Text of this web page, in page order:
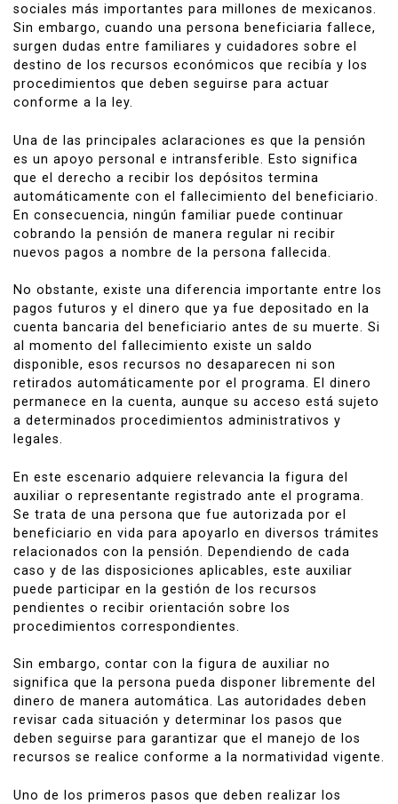
sociales más importantes para millones de mexicanos.
Sin embargo, cuando una persona beneficiaria fallece,
surgen dudas entre familiares y cuidadores sobre el
destino de los recursos económicos que recibía y los
procedimientos que deben seguirse para actuar
conforme a la ley.
Una de las principales aclaraciones es que la pensión
es un apoyo personal e intransferible. Esto significa
que el derecho a recibir los depósitos termina
automáticamente con el fallecimiento del beneficiario.
En consecuencia, ningún familiar puede continuar
cobrando la pensión de manera regular ni recibir
nuevos pagos a nombre de la persona fallecida.
No obstante, existe una diferencia importante entre los
pagos futuros y el dinero que ya fue depositado en la
cuenta bancaria del beneficiario antes de su muerte. Si
al momento del fallecimiento existe un saldo
disponible, esos recursos no desaparecen ni son
retirados automáticamente por el programa. El dinero
permanece en la cuenta, aunque su acceso está sujeto
a determinados procedimientos administrativos y
legales.
En este escenario adquiere relevancia la figura del
auxiliar o representante registrado ante el programa.
Se trata de una persona que fue autorizada por el
beneficiario en vida para apoyarlo en diversos trámites
relacionados con la pensión. Dependiendo de cada
caso y de las disposiciones aplicables, este auxiliar
puede participar en la gestión de los recursos
pendientes o recibir orientación sobre los
procedimientos correspondientes.
Sin embargo, contar con la figura de auxiliar no
significa que la persona pueda disponer libremente del
dinero de manera automática. Las autoridades deben
revisar cada situación y determinar los pasos que
deben seguirse para garantizar que el manejo de los
recursos se realice conforme a la normatividad vigente.
Uno de los primeros pasos que deben realizar los